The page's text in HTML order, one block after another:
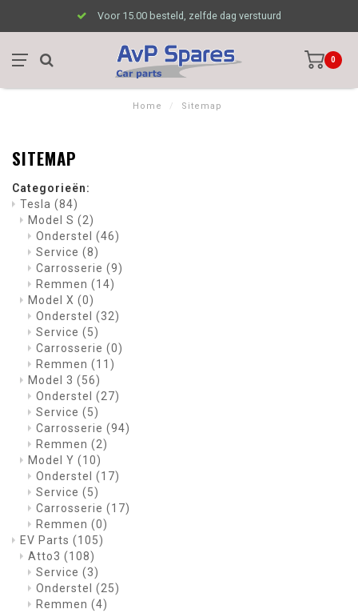
Voor 15.00 besteld, zelfde dag verstuurd
0
Home / Sitemap
SITEMAP
Categorieën:
Tesla (84)
Model S (2)
Onderstel (46)
Service (8)
Carrosserie (9)
Remmen (14)
Model X (0)
Onderstel (32)
Service (5)
Carrosserie (0)
Remmen (11)
Model 3 (56)
Onderstel (27)
Service (5)
Carrosserie (94)
Remmen (2)
Model Y (10)
Onderstel (17)
Service (5)
Carrosserie (17)
Remmen (0)
EV Parts (105)
Atto3 (108)
Service (3)
Onderstel (25)
Remmen (4)